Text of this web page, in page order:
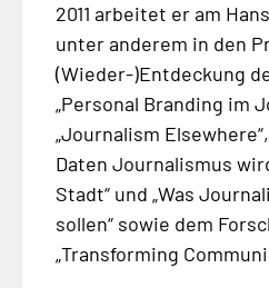
2011 arbeitet er am
unter anderem in den
(Wieder-)Entdeckung
„Personal Branding im
„Journalism Elsewhere“,
Daten Journalismus
Stadt“ und „Was
sollen“ sowie dem
„Transforming